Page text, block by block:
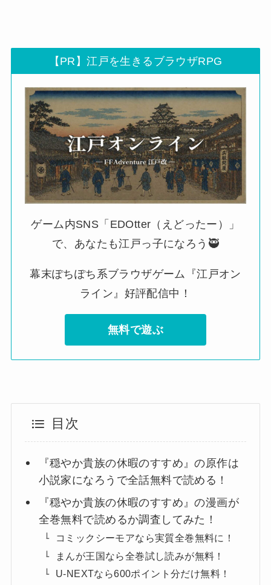
【PR】江戸を生きるブラウザRPG
ゲーム内SNS「EDOtter（えどったー）」
で、あなたも江戸っ子になろう🥷
幕末ぽちぽち系ブラウザゲーム『江戸オン
ライン』好評配信中！
無料で遊ぶ
目次
『穏やか貴族の休暇のすすめ』の原作は
小説家になろうで全話無料で読める！
『穏やか貴族の休暇のすすめ』の漫画が
全巻無料で読めるか調査してみた！
コミックシーモアなら実質全巻無料に！
まんが王国なら全巻試し読みが無料！
U-NEXTなら600ポイント分だけ無料！